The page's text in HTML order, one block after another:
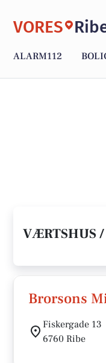
VORES
ALARM112
VÆRTSHUS /
Brorsons
Fiskergade 13
6760 Ribe